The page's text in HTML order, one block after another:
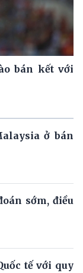
bán kết với
ở bán
sớm, điều
tế với quy